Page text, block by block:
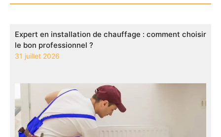
Expert en installation de chauffage : comment choisir
le bon professionnel ?
31 juillet 2026